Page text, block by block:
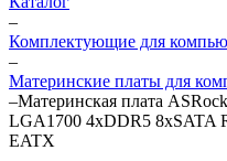
–
Комплектующие для
–
Материнские платы для
–Материнская плата
LGA1700 4xDDR5 8xSATA
EATX